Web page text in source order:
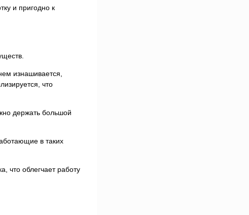
и пригодно к
изнашивается,
что
держать большой
в таких
что облегчает работу